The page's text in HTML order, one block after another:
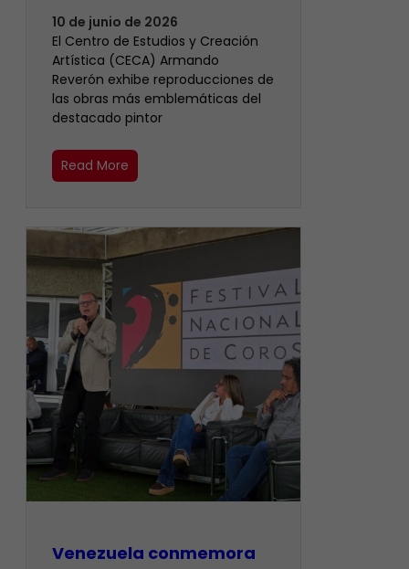
10 de junio de 2026
El Centro de Estudios y Creación
Artística (CECA) Armando
Reverón exhibe reproducciones de
las obras más emblemáticas del
destacado pintor
Read More
Venezuela conmemora